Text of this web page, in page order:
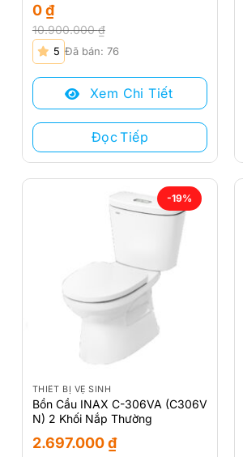
10.900.000₫
Giá
gốc
là:
10.900.000 ₫.
0₫
Giá
hiện
tại
0 ₫.
5 Đã bán: 76
Xem Chi Tiết
Đọc Tiếp
-19%
THIẾT BỊ VỆ SINH
Bồn Cầu INAX C-306VA (C306V
N) 2 Khối Nắp Thường
2.697.000₫